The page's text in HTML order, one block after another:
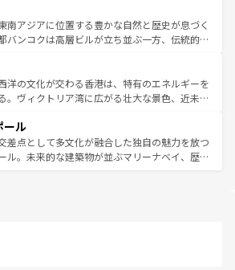
まれながら、韓国の多彩な魅力を心ゆくまで味
わってみてほしい。 なお、新着の韓国情報はコンテンツ一
てほしい。
と共に伝統が息づく。ハノイの古い町並みやホ
のフランス統治時代の建物も、独特の雰囲気を
いる。また、バラエティの豊かさとおいしさで
ーやバインミー、ベトナムコーヒーなどは、ぜ
わいたい。どの地域を訪れてもあたたかい人々
迎えてくれるので、きっと忘れられない旅にな
しい。
南アジアに位置する豊かな自然と歴史が息づく
バンコクは高層ビルが立ち並ぶ一方、伝統的な
差している。北部ではチェンマイなどの山岳地
触れ合い、南部ではプーケットやクラビの美し
リゾート気分を楽しむことができる。タイ料理
候は一年中温暖で、どの季節にも異なる楽しみ
る。親しみやすいタイの人々、仏教を中心とし
して多様な観光資源が、訪れる旅人を魅了し続
洋の文化が交わる香港は、特有のエネルギーを
。ヴィクトリア湾に広がる壮大な景色、近未来
訪れても感動するはず。観光スポットが密集し
率よく見どころを回れるのも魅力。息をのむよ
ら文化的な体験まで、香港を存分に楽しみ尽く
ール
差点として多文化が融合した独自の魅力を放つ
ル。未来的な建築物が並ぶマリーナベイ、歴史
ーズは地元の風情を楽しめる外せないスポット